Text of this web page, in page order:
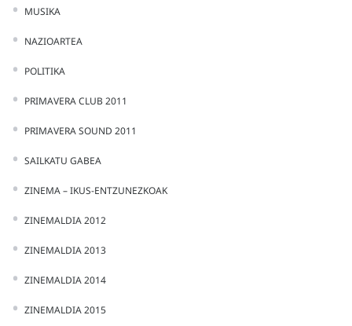
MUSIKA
NAZIOARTEA
POLITIKA
PRIMAVERA CLUB 2011
PRIMAVERA SOUND 2011
SAILKATU GABEA
ZINEMA – IKUS-ENTZUNEZKOAK
ZINEMALDIA 2012
ZINEMALDIA 2013
ZINEMALDIA 2014
ZINEMALDIA 2015